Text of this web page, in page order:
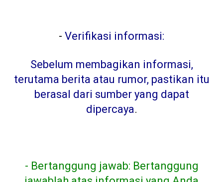
- Verifikasi informasi:
Sebelum membagikan informasi,
terutama berita atau rumor, pastikan itu
berasal dari sumber yang dapat
dipercaya.
- Bertanggung jawab: Bertanggung